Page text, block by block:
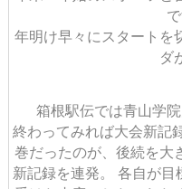
年明け早々にスタートを
ダ
箱根駅伝では青山学
終わってみれば大会新記
巻だったのが、後続を大
新記録を連発。
各自が目